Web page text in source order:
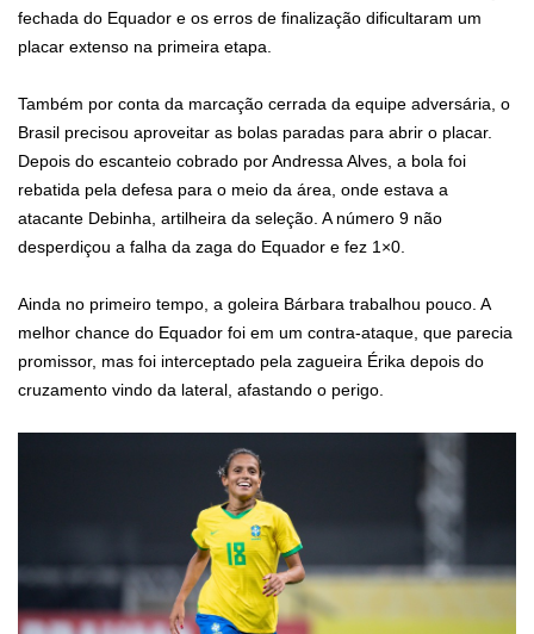
fechada do Equador e os erros de finalização dificultaram um
placar extenso na primeira etapa.
Também por conta da marcação cerrada da equipe adversária, o
Brasil precisou aproveitar as bolas paradas para abrir o placar.
Depois do escanteio cobrado por Andressa Alves, a bola foi
rebatida pela defesa para o meio da área, onde estava a
atacante Debinha, artilheira da seleção. A número 9 não
desperdiçou a falha da zaga do Equador e fez 1×0.
Ainda no primeiro tempo, a goleira Bárbara trabalhou pouco. A
melhor chance do Equador foi em um contra-ataque, que parecia
promissor, mas foi interceptado pela zagueira Érika depois do
cruzamento vindo da lateral, afastando o perigo.